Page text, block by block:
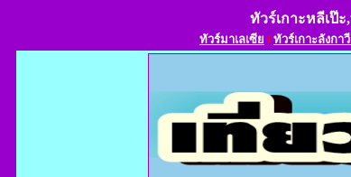
ทัวร์เกาะหลีเป๊
ทัวร์มาเลเซีย l ทัวร์เกาะลังกา